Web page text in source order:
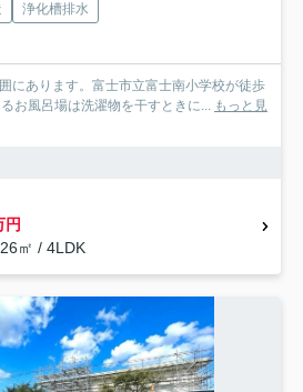
浄化槽排水
にあります。富士市立富士南小学校が徒歩
お風呂場は洗濯物を干すときに... もっと見
円
㎡ / 4LDK